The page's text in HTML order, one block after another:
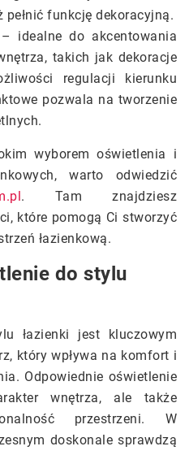
funkcję dekoracyjną.
– idealne do akcentowania
takich jak dekoracje
regulacji kierunku
pozwala na tworzenie
wyborem oświetlenia i
warto odwiedzić
. Tam znajdziesz
które pomogą Ci stworzyć
łazienkową.
do stylu
łazienki jest kluczowym
który wpływa na komfort i
Odpowiednie oświetlenie
wnętrza, ale także
przestrzeni. W
doskonale sprawdzą